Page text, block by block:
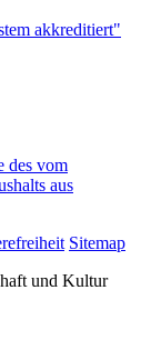
des vom
aus
Sitemap
und Kultur